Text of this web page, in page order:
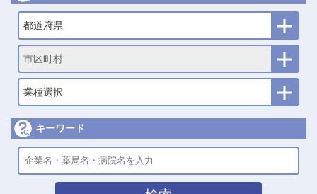
都道府県
市区町村
業種選択
キーワード